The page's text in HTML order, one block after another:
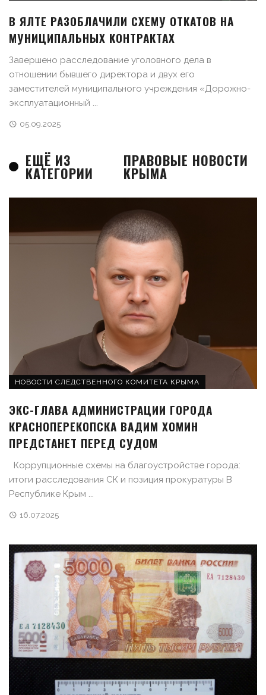
В ЯЛТЕ РАЗОБЛАЧИЛИ СХЕМУ ОТКАТОВ НА
МУНИЦИПАЛЬНЫХ КОНТРАКТАХ
Завершено расследование уголовного дела в
отношении бывшего директора и двух его
заместителей муниципального учреждения «Дорожно-
эксплуатационный ...
05.09.2025
ЕЩЁ ИЗ
КАТЕГОРИИ
ПРАВОВЫЕ НОВОСТИ
КРЫМА
НОВОСТИ СЛЕДСТВЕННОГО КОМИТЕТА КРЫМА
ЭКС-ГЛАВА АДМИНИСТРАЦИИ ГОРОДА
КРАСНОПЕРЕКОПСКА ВАДИМ ХОМИН
ПРЕДСТАНЕТ ПЕРЕД СУДОМ
Коррупционные схемы на благоустройстве города:
итоги расследования СК и позиция прокуратуры В
Республике Крым ...
16.07.2025